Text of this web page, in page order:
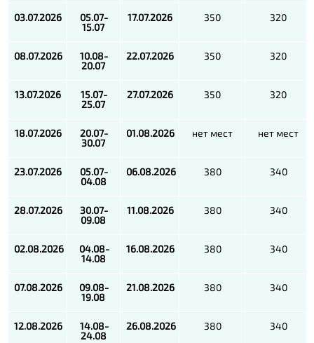
03.07.2026
05.07-
15.07
17.07.2026 350 320
08.07.2026
10.08-
20.07
22.07.2026 350 320
13.07.2026
15.07-
25.07
27.07.2026 350 320
18.07.2026
20.07-
30.07
01.08.2026 нет мест нет мест
23.07.2026
05.07-
04.08
06.08.2026 380 340
28.07.2026
30.07-
09.08
11.08.2026 380 340
02.08.2026
04.08-
14.08
16.08.2026 380 340
07.08.2026
09.08-
19.08
21.08.2026 380 340
12.08.2026
14.08-
24.08
26.08.2026 380 340